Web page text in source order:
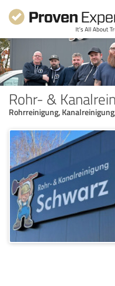
Rohr- &
Rohrreinigung,